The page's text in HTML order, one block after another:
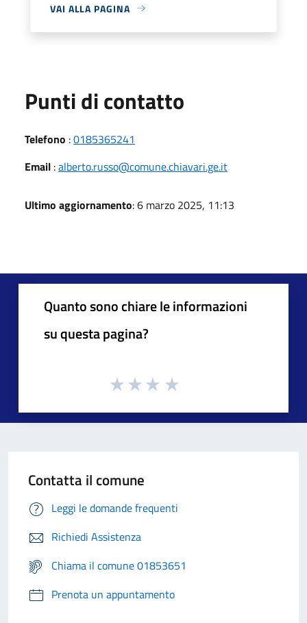
VAI ALLA PAGINA
Punti di contatto
Telefono :0185365241
Email :alberto.russo@comune.chiavari.ge.it
Ultimo aggiornamento: 6 marzo 2025, 11:13
Quanto sono chiare le informazioni
su questa pagina?
Contatta il comune
Leggi le domande frequenti
Richiedi Assistenza
Chiama il comune 01853651
Prenota un appuntamento